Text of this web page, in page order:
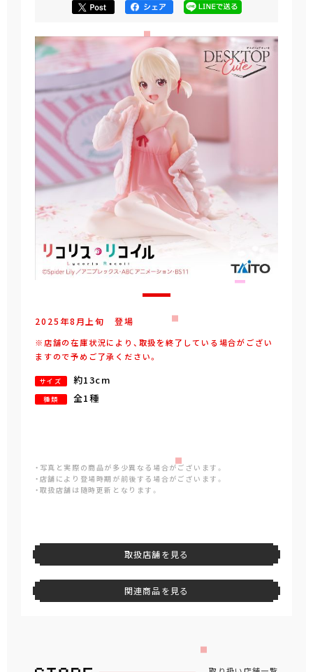
2025年8 月 上旬 登場
※店舗の在庫状況により、取扱を終了している場合がござい
ますので予めご了承ください。
サイズ 約13cm
種類 全1種
・写真と実際の商品が多少異なる場合がございます。
・店舗により登場時期が前後する場合がございます。
・取扱店舗は随時更新となります。
取扱店舗を見る
関連商品を見る